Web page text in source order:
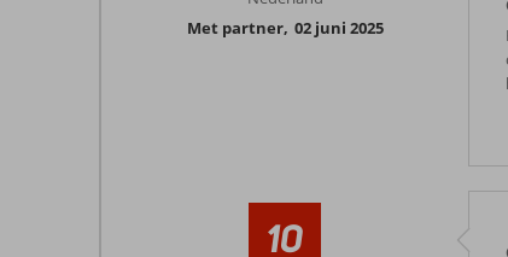
Met partner, 02 juni 2025
10